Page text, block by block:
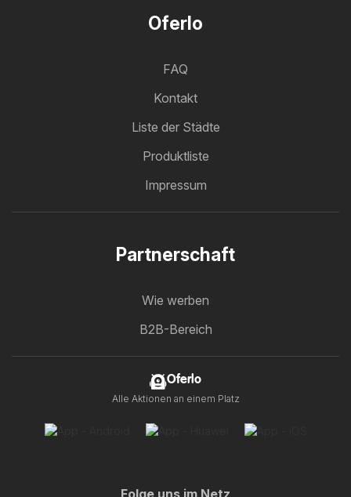
Oferlo
FAQ
Kontakt
Liste der Städte
Produktliste
Impressum
Partnerschaft
Wie werben
B2B-Bereich
Oferlo
Alle Aktionen an einem Platz
Folge uns im Netz